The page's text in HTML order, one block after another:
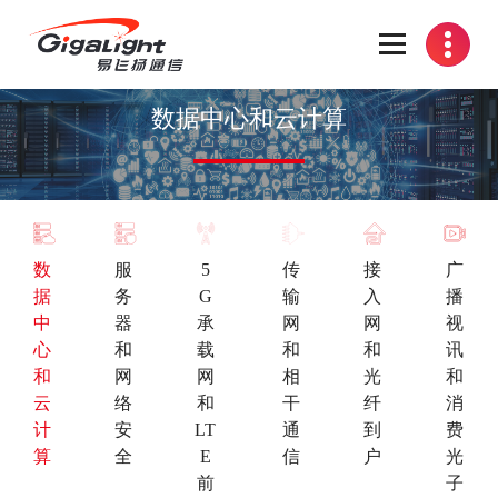
开放光网络器件的向导
数据中心和云计算
数
据
中
心
和
云
计
算
服
务
器
和
网
络
安
全
5
G
承
载
网
和
LT
E
前
传
输
网
和
相
干
通
信
接
入
网
和
光
纤
到
户
广
播
视
讯
和
消
费
光
子